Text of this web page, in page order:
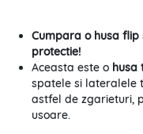
Cumpara o husa flip
protectie!
Aceasta este o husa
spatele si lateralele
astfel de zgarieturi,
usoare.